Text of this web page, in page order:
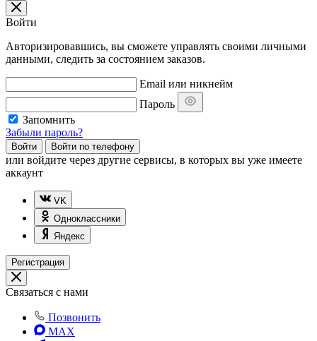
Войти
Авторизировавшись, вы сможете управлять своими личными
данными, следить за состоянием заказов.
Email или никнейм
Пароль
Запомнить
Забыли пароль?
Войти Войти по телефону
или войдите через другие сервисы, в которых вы уже имеете
аккаунт
VK
Одноклассники
Яндекс
Регистрация
Связаться с нами
Позвонить
MAX